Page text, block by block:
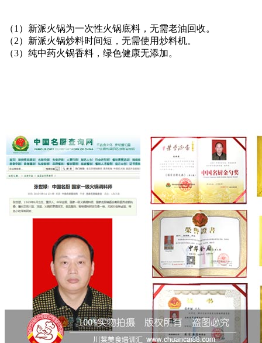
（1）新派火锅为一次性火锅底料，无需老油回收。
（2）新派火锅炒料时间短，无需使用炒料机。
（3）纯中药火锅香料，绿色健康无添加。